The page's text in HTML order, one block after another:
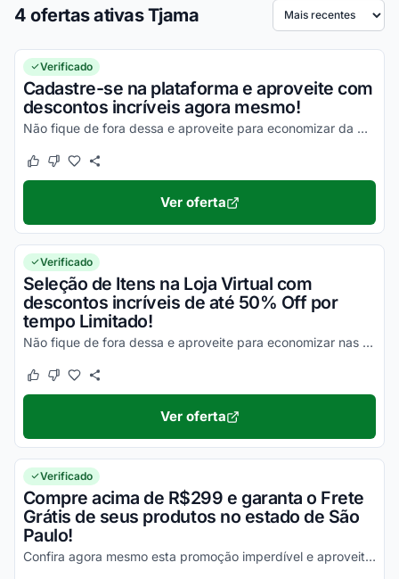
4 ofertas ativas Tjama Ordenar por
Verificado
Cadastre-se na plataforma e aproveite com
descontos incríveis agora mesmo!
Não fique de fora dessa e aproveite para economizar da melhor maneira possível!
Este cupom funcionou
Este cupom não funcionou
Ver oferta
Verificado
Seleção de Itens na Loja Virtual com
descontos incríveis de até 50% Off por
tempo Limitado!
Não fique de fora dessa e aproveite para economizar nas suas compras da melhor maneira possível!
Este cupom funcionou
Este cupom não funcionou
Ver oferta
Verificado
Compre acima de R$299 e garanta o Frete
Grátis de seus produtos no estado de São
Paulo!
Confira agora mesmo esta promoção imperdível e aproveite a máxima economia nas suas compras online!